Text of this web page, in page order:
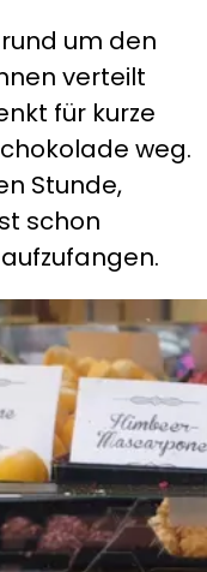
um den
verteilt
für kurze
weg.
Stunde,
schon